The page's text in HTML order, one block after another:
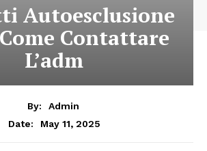
Autoesclusione
Contattare
L’adm
By:
Admin
Date:
May 11, 2025